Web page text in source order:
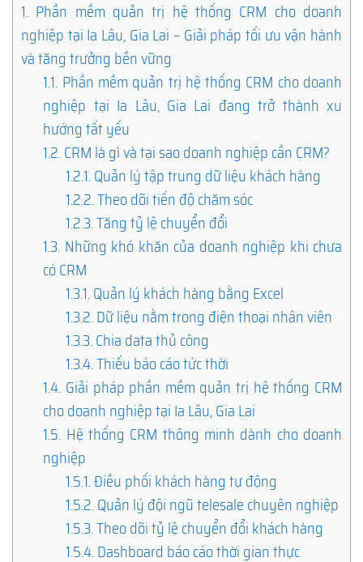
1. Phần mềm quản trị hệ thống CRM cho doanh
nghiệp tại Ia Lâu, Gia Lai – Giải pháp tối ưu vận hành
và tăng trưởng bền vững
1.1. Phần mềm quản trị hệ thống CRM cho doanh
nghiệp tại Ia Lâu, Gia Lai đang trở thành xu
hướng tất yếu
1.2.CRM là gì và tại sao doanh nghiệp cần CRM?
1.2.1.Quản lý tập trung dữ liệu khách hàng
1.2.2.Theo dõi tiến độ chăm sóc
1.2.3.Tăng tỷ lệ chuyển đổi
1.3. Những khó khăn của doanh nghiệp khi chưa
có CRM
1.3.1.Quản lý khách hàng bằng Excel
1.3.2.Dữ liệu nằm trong điện thoại nhân viên
1.3.3.Chia data thủ công
1.3.4.Thiếu báo cáo tức thời
1.4. Giải pháp phần mềm quản trị hệ thống CRM
cho doanh nghiệp tại Ia Lâu, Gia Lai
1.5. Hệ thống CRM thông minh dành cho doanh
nghiệp
1.5.1.Điều phối khách hàng tự động
1.5.2.Quản lý đội ngũ telesale chuyên nghiệp
1.5.3.Theo dõi tỷ lệ chuyển đổi khách hàng
1.5.4.Dashboard báo cáo thời gian thực